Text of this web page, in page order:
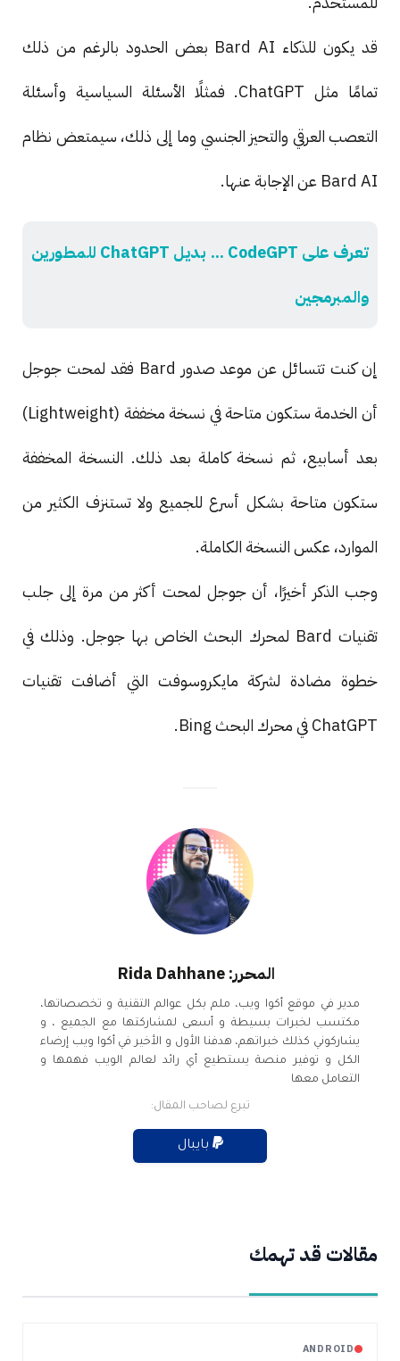
قد يكون للذكاء Bard AI بعض الحدود بالرغم من ذلك
تمامًا مثل ChatGPT. فمثلًا الأسئلة السياسية وأسئلة
التعصب العرقي والتحيز الجنسي وما إلى ذلك، سيمتعض نظام
Bard AI عن الإجابة عنها.
تعرف على CodeGPT ... بديل ChatGPT للمطورين
والمبرمجين
إن كنت تتسائل عن موعد صدور Bard فقد لمحت جوجل
أن الخدمة ستكون متاحة في نسخة مخففة (Lightweight)
بعد أسابيع، ثم نسخة كاملة بعد ذلك. النسخة المخففة
ستكون متاحة بشكل أسرع للجميع ولا تستنزف الكثير من
الموارد، عكس النسخة الكاملة.
وجب الذكر أخيرًا، أن جوجل لمحت أكثر من مرة إلى جلب
تقنيات Bard لمحرك البحث الخاص بها جوجل. وذلك في
خطوة مضادة لشركة مايكروسوفت التي أضافت تقنيات
ChatGPT في محرك البحث Bing.
المحرر: Rida Dahhane
مدير في موقع أكوا ويب، ملم بكل عوالم التقنية و تخصصاتها،
مكتسب لخبرات بسيطة و أسعى لمشاركتها مع الجميع ، و
يشاركوني كذلك خبراتهم، هدفنا الأول و الأخير في أكوا ويب إرضاء
الكل و توفير منصة يستطيع أي رائد لعالم الويب فهمها و
التعامل معها
تبرع لصاحب المقال:
مقالات قد تهمك
ANDROID